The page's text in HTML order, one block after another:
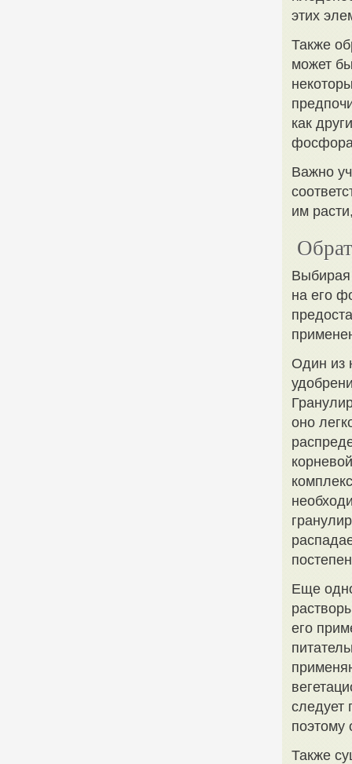
этих
Также
может
как
Важно
им
Выбирая
на его
Один из
оно
Еще
его
следует
поэтому
Также